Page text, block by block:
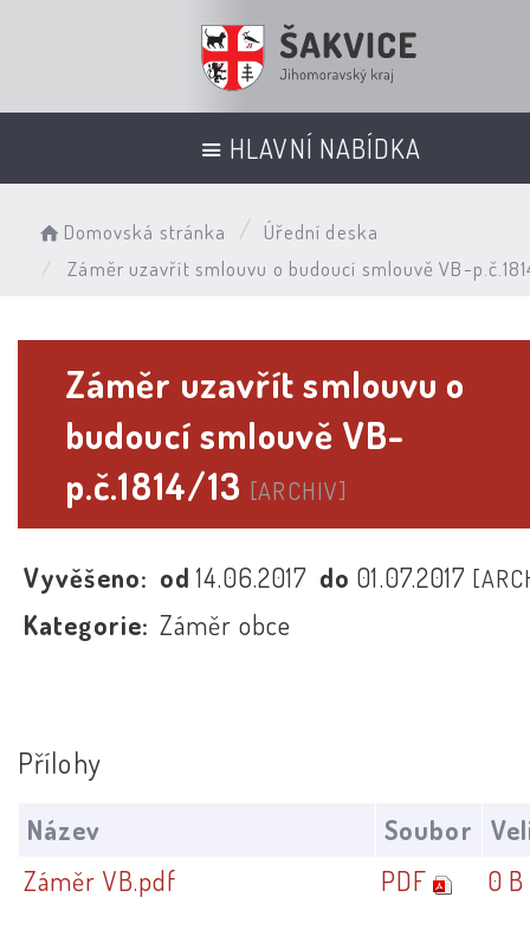
HLAVNÍ NABÍDKA
Domovská stránka
Úřední deska
Záměr uzavřít smlouvu o budoucí smlouvě VB-
Záměr uzavřít smlouvu o
budoucí smlouvě VB-
p.č.1814/13 [ARCHIV]
Vyvěšeno: od14.06.2017 do 01.07.2017
Kategorie: Záměr obce
Přílohy
Název Soubor
Záměr VB.pdf
PDF 0 B